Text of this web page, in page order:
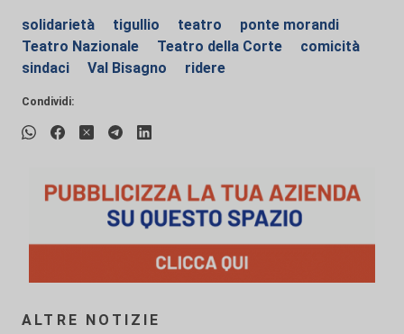
solidarietà tigullio teatro
ponte morandi
Teatro Nazionale
Teatro della Corte
comicità
sindaci
Val Bisagno ridere
Condividi:
ALTRE NOTIZIE